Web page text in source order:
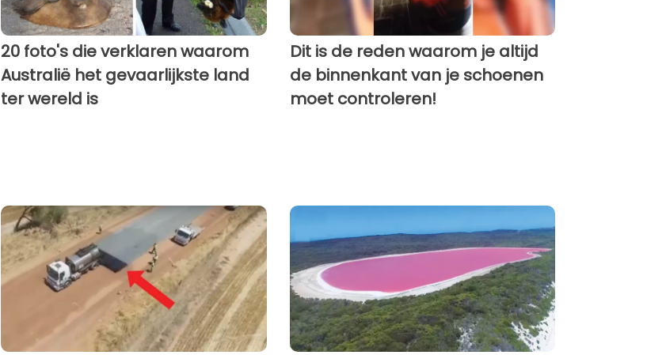
20 foto's die verklaren waarom
Australië het gevaarlijkste land
ter wereld is
Dit is de reden waarom je altijd
de binnenkant van je schoenen
moet controleren!